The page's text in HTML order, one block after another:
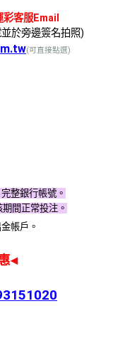
彩客服Email
於旁邊簽名拍照)
(可直接點選)
整銀行帳號。
間正常投注。
帳戶。
◂